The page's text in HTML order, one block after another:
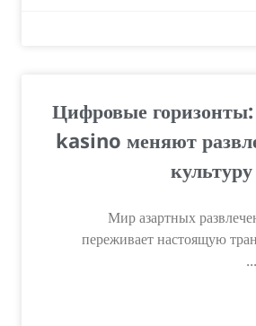
Цифровые
kasino меняют
Мир азартных
переживает настоящую